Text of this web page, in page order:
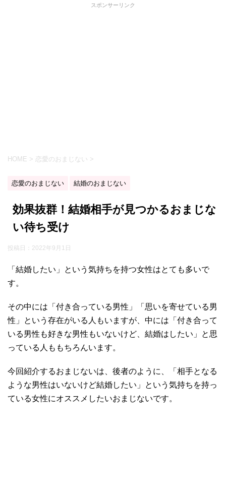
スポンサーリンク
HOME > 恋愛のおまじない >
恋愛のおまじない 結婚のおまじない
効果抜群！結婚相手が見つかるおまじな
い待ち受け
投稿日： 2022年9月1日
「結婚したい」という気持ちを持つ女性はとても多いで
す。
その中には「付き合っている男性」「思いを寄せている男
性」という存在がいる人もいますが、中には「付き合って
いる男性も好きな男性もいないけど、結婚はしたい」と思
っている人ももちろんいます。
今回紹介するおまじないは、後者のように、「相手となる
ような男性はいないけど結婚したい」という気持ちを持っ
ている女性にオススメしたいおまじないです。